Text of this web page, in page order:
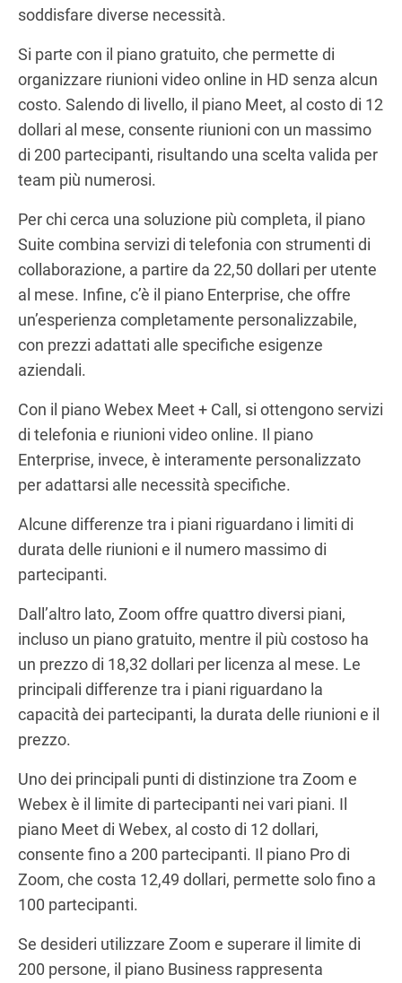
soddisfare diverse necessità.
Si parte con il piano gratuito, che permette di
organizzare riunioni video online in HD senza alcun
costo. Salendo di livello, il piano Meet, al costo di 12
dollari al mese, consente riunioni con un massimo
di 200 partecipanti, risultando una scelta valida per
team più numerosi.
Per chi cerca una soluzione più completa, il piano
Suite combina servizi di telefonia con strumenti di
collaborazione, a partire da 22,50 dollari per utente
al mese. Infine, c’è il piano Enterprise, che offre
un’esperienza completamente personalizzabile,
con prezzi adattati alle specifiche esigenze
aziendali.
Con il piano Webex Meet + Call, si ottengono servizi
di telefonia e riunioni video online. Il piano
Enterprise, invece, è interamente personalizzato
per adattarsi alle necessità specifiche.
Alcune differenze tra i piani riguardano i limiti di
durata delle riunioni e il numero massimo di
partecipanti.
Dall’altro lato, Zoom offre quattro diversi piani,
incluso un piano gratuito, mentre il più costoso ha
un prezzo di 18,32 dollari per licenza al mese. Le
principali differenze tra i piani riguardano la
capacità dei partecipanti, la durata delle riunioni e il
prezzo.
Uno dei principali punti di distinzione tra Zoom e
Webex è il limite di partecipanti nei vari piani. Il
piano Meet di Webex, al costo di 12 dollari,
consente fino a 200 partecipanti. Il piano Pro di
Zoom, che costa 12,49 dollari, permette solo fino a
100 partecipanti.
Se desideri utilizzare Zoom e superare il limite di
200 persone, il piano Business rappresenta